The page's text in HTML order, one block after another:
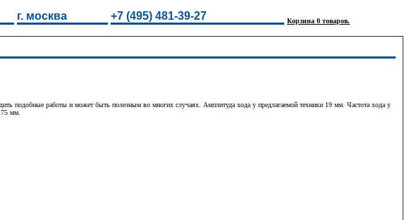
г. москва +7 (495) 481-39-27 Корзина 0 товаров.
подобные работы и может быть полезным во многих случаях. Амплитуда хода у предлагаемой техники 19 мм. Частота хода у
мм.